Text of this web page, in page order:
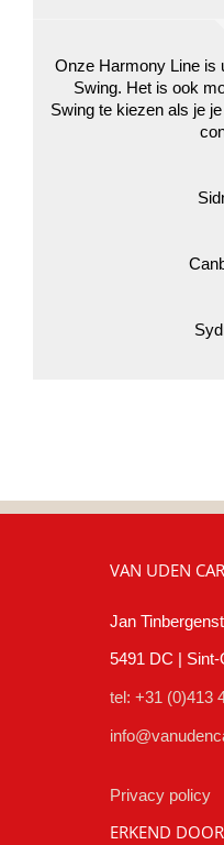
Onze Harmony Line is
Swing. Het is ook
Swing te kiezen als je
VAN UDEN
Jan
5491 DC | Sint-
tel: +31 (0)413
Privacy policy
ERKEND DOOR